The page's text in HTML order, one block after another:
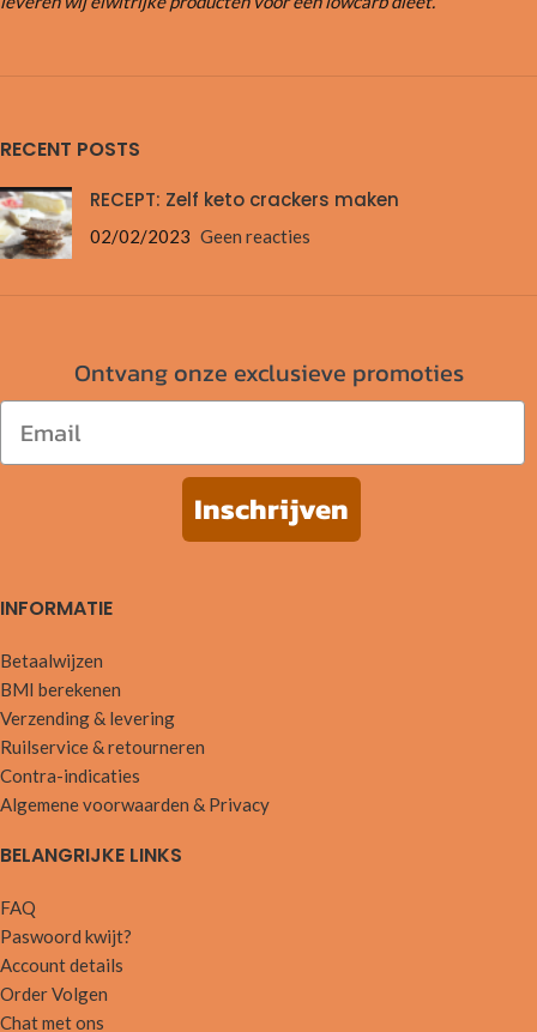
RECENT POSTS
RECEPT: Zelf keto crackers maken
02/02/2023 Geen reacties
Ontvang onze exclusieve promoties
Email
Inschrijven
INFORMATIE
Betaalwijzen
BMI berekenen
Verzending & levering
Ruilservice & retourneren
Contra-indicaties
Algemene voorwaarden & Privacy
BELANGRIJKE LINKS
FAQ
Paswoord kwijt?
Account details
Order Volgen
Chat met ons